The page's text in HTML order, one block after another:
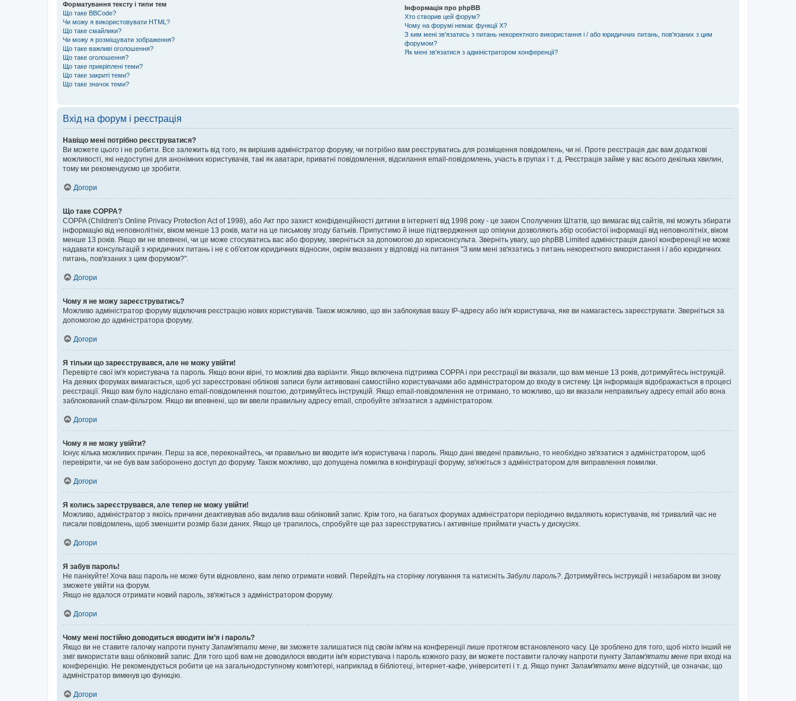
Форматування тексту і типи тем
Що таке BBCode?
Чи можу я використовувати HTML?
Що таке смайлики?
Чи можу я розміщувати зображення?
Що таке важливі оголошення?
Що таке оголошення?
Що таке прикріплені теми?
Що таке закриті теми?
Що таке значок теми?
Інформація про phpBB
Хто створив цей форум?
Чому на форумі немає функції X?
З ким мені зв'язатись з питань некоректного використання і / або юридичних питань, пов'язаних з цим
форумом?
Як мені зв'язатися з адміністратором конференції?
Вхід на форум і реєстрація
Навіщо мені потрібно реєструватися?
Ви можете цього і не робити. Все залежить від того, як вирішив адміністратор форуму, чи потрібно вам реєструватись для розміщення повідомлень, чи ні. Проте реєстрація дає вам додаткові
можливості, які недоступні для анонімних користувачів, такі як аватари, приватні повідомлення, відсилання email-повідомлень, участь в групах і т. д. Реєстрація займе у вас всього декілька хвилин,
тому ми рекомендуємо це зробити.
Догори
Що таке COPPA?
COPPA (Children's Online Privacy Protection Act of 1998), або Акт про захист конфіденційності дитини в інтернеті від 1998 року - це закон Сполучених Штатів, що вимагає від сайтів, які можуть збирати
інформацію від неповнолітніх, віком менше 13 років, мати на це письмову згоду батьків. Припустимо й інше підтвердження що опікуни дозволяють збір особистої інформації від неповнолітніх, віком
менше 13 років. Якщо ви не впевнені, чи це може стосуватись вас або форуму, зверніться за допомогою до юрисконсульта. Зверніть увагу, що phpBB Limited адміністрація даної конференції не може
надавати консультацій з юридичних питань і не є об'єктом юридичних відносин, окрім вказаних у відповіді на питання "З ким мені зв'язатись з питань некоректного використання і / або юридичних
питань, пов'язаних з цим форумом?".
Догори
Чому я не можу зареєструватись?
Можливо адміністратор форуму відключив реєстрацію нових користувачів. Також можливо, що він заблокував вашу IP-адресу або ім'я користувача, яке ви намагаєтесь зареєструвати. Зверніться за
допомогою до адміністратора форуму.
Догори
Я тільки що зареєструвався, але не можу увійти!
Перевірте свої ім'я користувача та пароль. Якщо вони вірні, то можливі два варіанти. Якщо включена підтримка COPPA і при реєстрації ви вказали, що вам менше 13 років, дотримуйтесь інструкцій.
На деяких форумах вимагається, щоб усі зареєстровані облікові записи були активовані самостійно користувачами або адміністратором до входу в систему. Ця інформація відображається в процесі
реєстрації. Якщо вам було надіслано email-повідомлення поштою, дотримуйтесь інструкцій. Якщо email-повідомлення не отримано, то можливо, що ви вказали неправильну адресу email або вона
заблокований спам-фільтром. Якщо ви впевнені, що ви ввели правильну адресу email, спробуйте зв'язатися з адміністратором.
Догори
Чому я не можу увійти?
Існує кілька можливих причин. Перш за все, переконайтесь, чи правильно ви вводите ім'я користувача і пароль. Якщо дані введені правильно, то необхідно зв'язатися з адміністратором, щоб
перевірити, чи не був вам заборонено доступ до форуму. Також можливо, що допущена помилка в конфігурації форуму, зв'яжіться з адміністратором для виправлення помилки.
Догори
Я колись зареєструвався, але тепер не можу увійти!
Можливо, адміністратор з якоїсь причини деактивував або видалив ваш обліковий запис. Крім того, на багатьох форумах адміністратори періодично видаляють користувачів, які тривалий час не
писали повідомлень, щоб зменшити розмір бази даних. Якщо це трапилось, спробуйте ще раз зареєструватись і активніше приймати участь у дискусіях.
Догори
Я забув пароль!
Не панікуйте! Хоча ваш пароль не може бути відновлено, вам легко отримати новий. Перейдіть на сторінку логування та натисніть Забули пароль?. Дотримуйтесь інструкцій і незабаром ви знову
зможете увійти на форум.
Якщо не вдалося отримати новий пароль, зв'яжіться з адміністратором форуму.
Догори
Чому мені постійно доводиться вводити ім’я і пароль?
Якщо ви не ставите галочку напроти пункту Запам'ятати мене, ви зможете залишатися під своїм ім'ям на конференції лише протягом встановленого часу. Це зроблено для того, щоб ніхто інший не
зміг використати ваш обліковий запис. Для того щоб вам не доводилося вводити ім'я користувача і пароль кожного разу, ви можете поставити галочку напроти пункту Запам'ятати мене при вході на
конференцію. Не рекомендується робити це на загальнодоступному комп'ютері, наприклад в бібліотеці, інтернет-кафе, університеті і т. д. Якщо пункт Запам'ятати мене відсутній, це означає, що
адміністратор вимкнув цю функцію.
Догори